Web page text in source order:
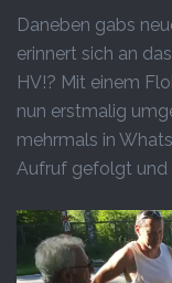
Daneben gabs
erinnert sich an
HV!? Mit einem
nun erstmalig
mehrmals in
Aufruf gefolgt und